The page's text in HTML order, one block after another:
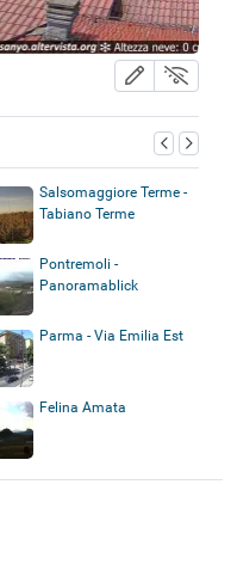
Salsomaggiore Terme -
Tabiano Terme
Pontremoli -
Panoramablick
Parma - Via Emilia Est
Felina Amata